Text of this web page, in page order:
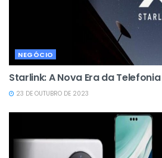
NEGÓCIO
Starlink: A Nova Era da
23 DE OUTUBRO DE 2023